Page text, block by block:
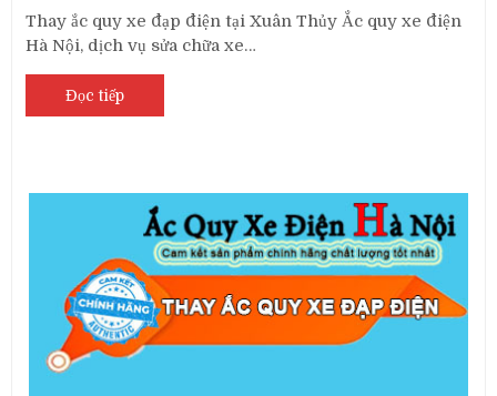
Thay ắc quy xe đạp điện tại Xuân Thủy Ắc quy xe điện
Hà Nội, dịch vụ sửa chữa xe…
Đọc tiếp